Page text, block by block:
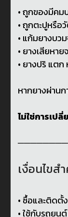
• ถูกของมีคม
• ถูกตะปูหรือ
• แก้มยางบว
• ยางเสียหา
• ยางปริ แตก
หากยางผ่านก
ไม่ใช่การเป
เงื่อนไขส
• ซื้อและติดตั้
• ใช้กับรถยนต์